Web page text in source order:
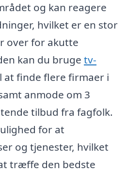
og kan reagere
hvilket er en stor
over for akutte
kan du bruge tv-
at finde flere firmaer i
anmode om 3
tilbud fra fagfolk.
for at
og tjenester, hvilket
træffe den bedste